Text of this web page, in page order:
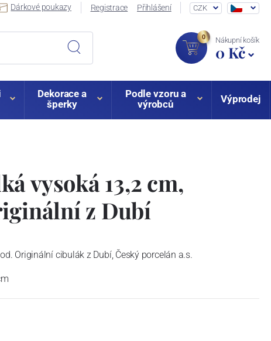
Dárkové poukazy Registrace Přihlášení CZK
0 Nákupní košík
0 Kč
Dekorace a
šperky
Podle vzoru a
výrobců
Výprodej
vysoká 13,2 cm,
z Dubí
Originální cibulák z Dubí, Český porcelán a.s.